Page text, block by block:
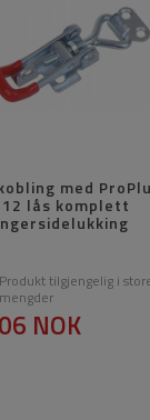
med
lås komplett
Produkt tilgjengelig i
mengder
NOK